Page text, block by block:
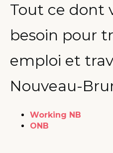
Tout ce dont
besoin pour
emploi et
Nouveau-
Working NB
ONB